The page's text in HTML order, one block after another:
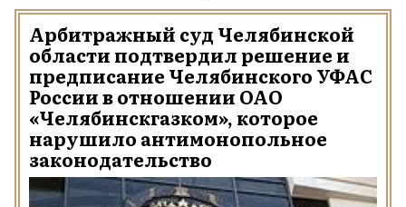
Арбитражный суд Челябинской
области подтвердил решение и
предписание Челябинского УФАС
России в отношении ОАО
«Челябинскгазком», которое
нарушило антимонопольное
законодательство